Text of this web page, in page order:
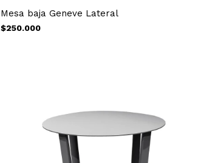
Mesa baja Geneve Lateral
$250.000